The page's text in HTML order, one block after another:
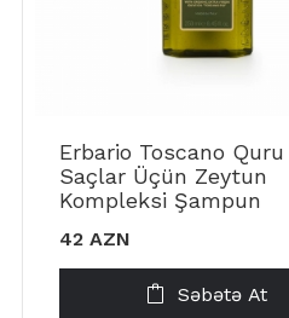
Erbario Toscano Quru
Saçlar Üçün Zeytun
Kompleksi Şampun
42 AZN
Səbətə At